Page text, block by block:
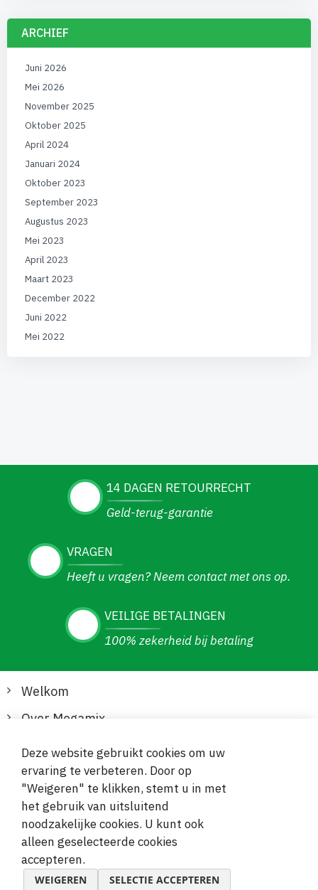
ARCHIEF
Juni 2026
Mei 2026
November 2025
Oktober 2025
April 2024
Januari 2024
Oktober 2023
September 2023
Augustus 2023
Mei 2023
April 2023
Maart 2023
December 2022
Juni 2022
Mei 2022
14 DAGEN RETOURRECHT
Geld-terug-garantie
VRAGEN
Heeft u vragen? Neem contact met ons op.
VEILIGE BETALINGEN
100% zekerheid bij betaling
Welkom
Over Megamix
Informatie
Klantenservice
Veilige en gemakkelijke betalingen
Deze website gebruikt cookies om uw
ervaring te verbeteren. Door op
"Weigeren" te klikken, stemt u in met
het gebruik van uitsluitend
noodzakelijke cookies. U kunt ook
alleen geselecteerde cookies
accepteren.
WEIGEREN SELECTIE ACCEPTEREN